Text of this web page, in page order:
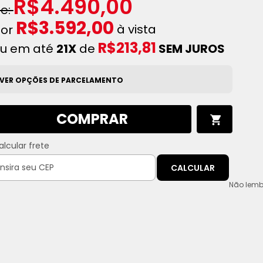
R$4.490,00
R$3.592,00 à vista
em até 21Xde R$213,81 SEM JUROS
OPÇÕES DE PARCELAMENTO
COMPRAR
frete
CALCULAR
Não